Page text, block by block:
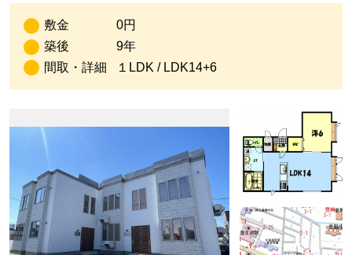
敷金
0円
築後
9年
間取・詳細
１LDK / LDK14+6